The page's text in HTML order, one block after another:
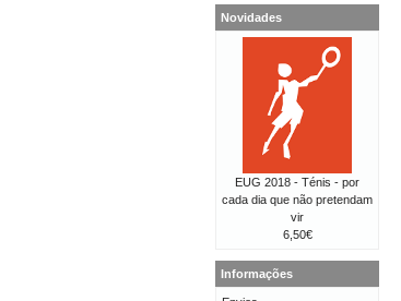
Novidades
EUG 2018 - Ténis - por
cada dia que não pretendam
vir
6,50€
Informações